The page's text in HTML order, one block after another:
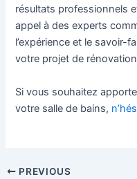
résultats professionnels
appel à des experts
l’expérience et le savoir-
votre projet de
Si vous souhaitez
votre salle de bains,
PREVIOUS